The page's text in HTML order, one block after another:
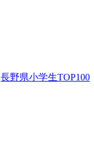
長野県小学生TOP100